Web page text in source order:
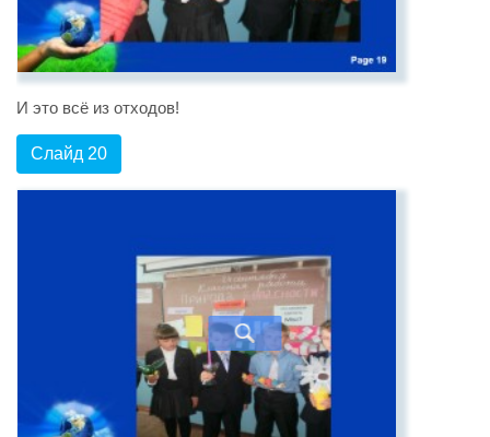
И это всё из отходов!
Слайд 20